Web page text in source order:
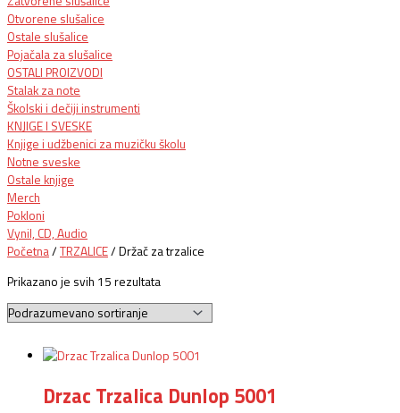
Otvorene slušalice
Ostale slušalice
Pojačala za slušalice
OSTALI PROIZVODI
Stalak za note
Školski i dečiji instrumenti
KNJIGE I SVESKE
Knjige i udžbenici za muzičku školu
Notne sveske
Ostale knjige
Merch
Pokloni
Vynil, CD, Audio
Početna/ TRZALICE/ Držač za trzalice
Prikazano je svih 15 rezultata
Drzac Trzalica Dunlop 5001